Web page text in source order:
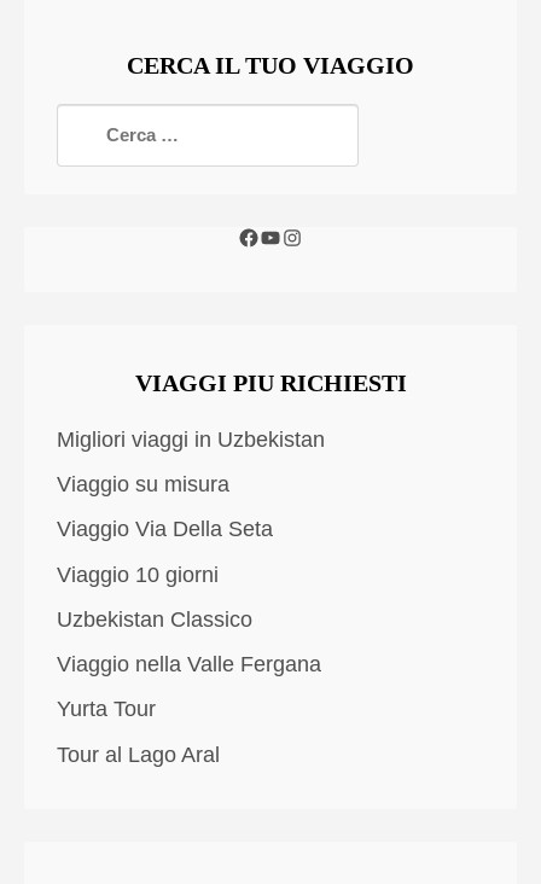
CERCA IL TUO VIAGGIO
VIAGGI PIU RICHIESTI
Migliori viaggi in Uzbekistan
Viaggio su misura
Viaggio Via Della Seta
Viaggio 10 giorni
Uzbekistan Classico
Viaggio nella Valle Fergana
Yurta Tour
Tour al Lago Aral